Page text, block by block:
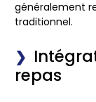
généralement
traditionnel.
repas